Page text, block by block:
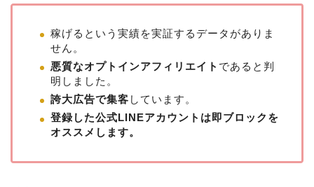
稼げるという実績を実証するデータがありま
せん。
悪質なオプトインアフィリエイト であると判
明しました。
誇大広告で集客 しています。
登録した公式LINEアカウントは即ブロックを
オススメします。